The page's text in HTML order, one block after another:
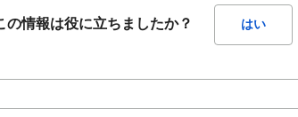
の情報は役に立ちましたか？ はい